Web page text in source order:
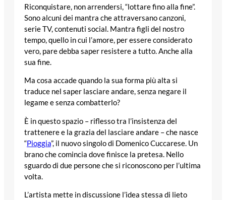
Riconquistare, non arrendersi, “lottare fino alla fine”.
Sono alcuni dei mantra che attraversano canzoni,
serie TV, contenuti social. Mantra figli del nostro
tempo, quello in cui l’amore, per essere considerato
vero, pare debba saper resistere a tutto. Anche alla
sua fine.
Ma cosa accade quando la sua forma più alta si
traduce nel saper lasciare andare, senza negare il
legame e senza combatterlo?
È in questo spazio – riflesso tra l’insistenza del
trattenere e la grazia del lasciare andare – che nasce
“Pioggia”, il nuovo singolo di Domenico Cuccarese. Un
brano che comincia dove finisce la pretesa. Nello
sguardo di due persone che si riconoscono per l’ultima
volta.
L’artista mette in discussione l’idea stessa di lieto